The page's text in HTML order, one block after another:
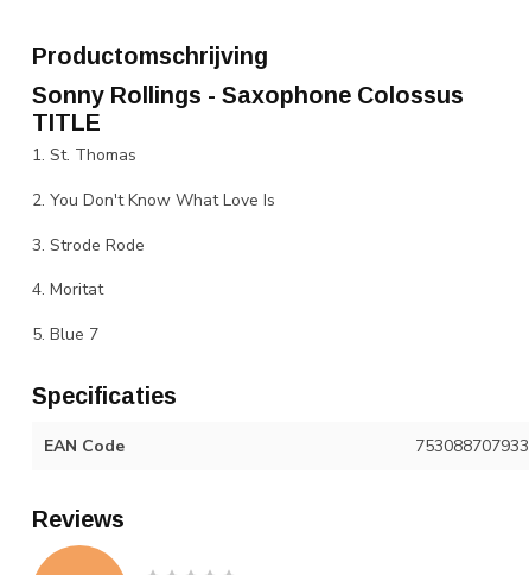
Productomschrijving
Sonny Rollings - Saxophone Colossus
TITLE
1. St. Thomas
2. You Don't Know What Love Is
3. Strode Rode
4. Moritat
5. Blue 7
Specificaties
EAN Code 753088707933
Reviews